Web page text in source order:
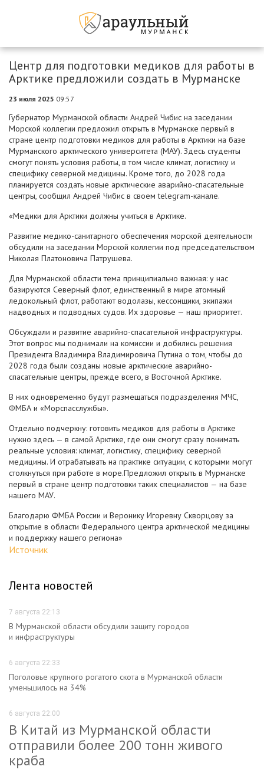
Центр для подготовки медиков для работы в
Арктике предложили создать в Мурманске
23 июля 2025 09:57
Губернатор Мурманской области Андрей Чибис на заседании
Морской коллегии предложил открыть в Мурманске первый в
стране центр подготовки медиков для работы в Арктики на базе
Мурманского арктического университета (МАУ). Здесь студенты
смогут понять условия работы, в том числе климат, логистику и
специфику северной медицины. Кроме того, до 2028 года
планируется создать новые арктические аварийно-спасательные
центры, сообщил Андрей Чибис в своем telegram-канале.
«Медики для Арктики должны учиться в Арктике.
Развитие медико-санитарного обеспечения морской деятельности
обсудили на заседании Морской коллегии под председательством
Николая Платоновича Патрушева.
Для Мурманской области тема принципиально важная: у нас
базируются Северный флот, единственный в мире атомный
ледокольный флот, работают водолазы, кессонщики, экипажи
надводных и подводных судов. Их здоровье — наш приоритет.
Обсуждали и развитие аварийно-спасательной инфраструктуры.
Этот вопрос мы поднимали на комиссии и добились решения
Президента Владимира Владимировича Путина о том, чтобы до
2028 года были созданы новые арктические аварийно-
спасательные центры, прежде всего, в Восточной Арктике.
В них одновременно будут размещаться подразделения МЧС,
ФМБА и «Морспасслужбы».
Отдельно подчеркну: готовить медиков для работы в Арктике
нужно здесь — в самой Арктике, где они смогут сразу понимать
реальные условия: климат, логистику, специфику северной
медицины. И отрабатывать на практике ситуации, с которыми могут
столкнуться при работе в море.Предложил открыть в Мурманске
первый в стране центр подготовки таких специалистов — на базе
нашего МАУ.
Благодарю ФМБА России и Веронику Игоревну Скворцову за
открытие в области Федерального центра арктической медицины
и поддержку нашего региона»
Источник
Лента новостей
7 августа 22:13
В Мурманской области обсудили защиту городов
и инфраструктуры
6 августа 22:33
Поголовье крупного рогатого скота в Мурманской области
уменьшилось на 34%
6 августа 22:00
В Китай из Мурманской области
отправили более 200 тонн живого
краба